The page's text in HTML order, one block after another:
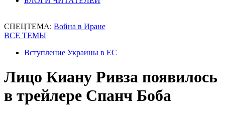
СПЕЦТЕМА: Война в Иране
ВСЕ ТЕМЫ
Вступление Украины в ЕС
Лицо Киану Ривза появилось
в трейлере Спанч Боба